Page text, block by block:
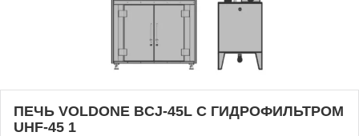
ПЕЧЬ VOLDONE BCJ-45L С ГИДРОФИЛЬТРОМ
UHF-45 1